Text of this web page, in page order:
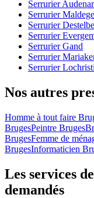
Serrurier
Serrurier
Serrurier
Serrurier
Serrurier Gand
Serrurier
Serrurier Lochristi
Nos autres
Homme à tout faire
BrugesPeintre Bruges
BrugesFemme de
BrugesInformaticien
Les services
demandés